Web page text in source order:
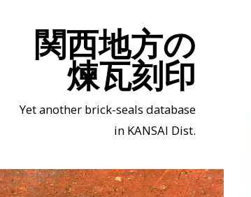
関西地方の
煉瓦刻印
Yet another brick-seals database
in KANSAI Dist.